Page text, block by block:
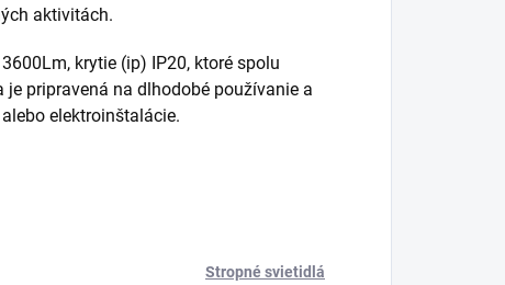
aktivitách.
krytie (ip) IP20, ktoré spolu
pripravená na dlhodobé používanie a
elektroinštalácie.
Stropné svietidlá